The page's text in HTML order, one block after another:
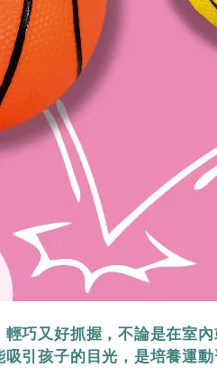
巧又好抓握，不論是在室內
引孩子的目光，是培養運動